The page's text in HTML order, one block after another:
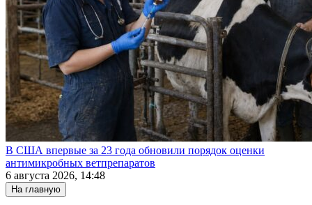
В США впервые за 23 года обновили порядок оценки
антимикробных ветпрепаратов
6 августа 2026, 14:48
На главную